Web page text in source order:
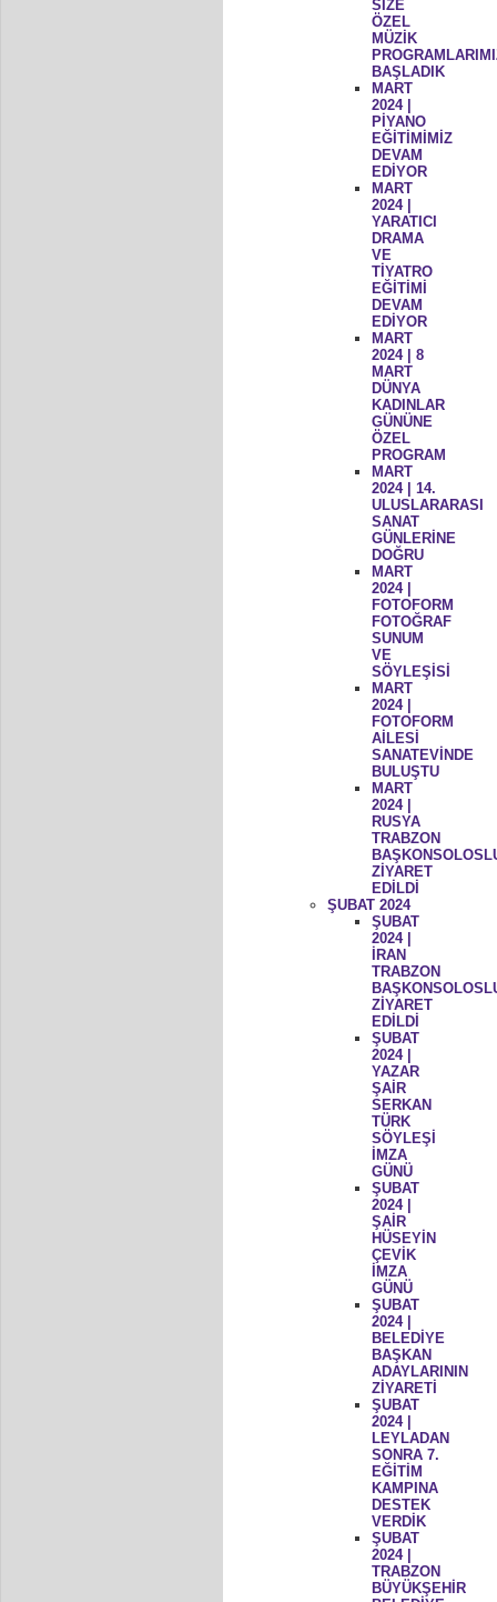
SİZE
ÖZEL
MÜZİK
BAŞLADIK
MART
2024 |
PİYANO
EĞİTİMİMİZ
DEVAM
EDİYOR
MART
2024 |
YARATICI
DRAMA
VE
TİYATRO
EĞİTİMİ
DEVAM
EDİYOR
MART
2024 | 8
MART
DÜNYA
KADINLAR
GÜNÜNE
ÖZEL
PROGRAM
MART
2024 | 14.
ULUSLARARASI
SANAT
GÜNLERİNE
DOĞRU
MART
2024 |
FOTOFORM
FOTOĞRAF
SUNUM
VE
SÖYLEŞİSİ
MART
2024 |
FOTOFORM
AİLESİ
SANATEVİNDE
BULUŞTU
MART
2024 |
RUSYA
TRABZON
ZİYARET
EDİLDİ
ŞUBAT 2024
ŞUBAT
2024 |
İRAN
TRABZON
ZİYARET
EDİLDİ
ŞUBAT
2024 |
YAZAR
ŞAİR
SERKAN
TÜRK
SÖYLEŞİ
İMZA
GÜNÜ
ŞUBAT
2024 |
ŞAİR
HÜSEYİN
ÇEVİK
İMZA
GÜNÜ
ŞUBAT
2024 |
BELEDİYE
BAŞKAN
ADAYLARININ
ZİYARETİ
ŞUBAT
2024 |
LEYLADAN
SONRA 7.
EĞİTİM
KAMPINA
DESTEK
VERDİK
ŞUBAT
2024 |
TRABZON
BÜYÜKŞEHİR